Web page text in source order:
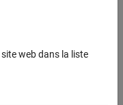
web dans la liste